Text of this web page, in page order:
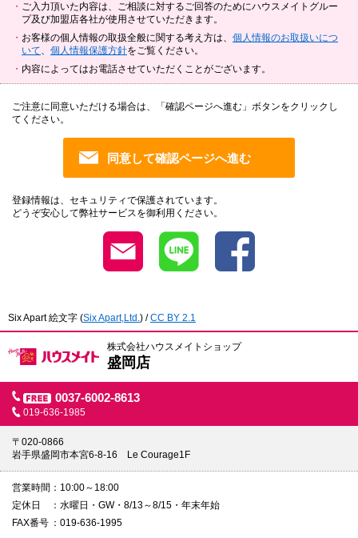
ご入力頂いた内容は、ご相談に対するご回答のためにハウスメイトグルー
プ及び加盟店各社が使用させていただきます。
お客様の個人情報の取扱全般に関する考え方は、 個人情報のお取扱いにつ
いて、 個人情報保護方針をご覧ください。
内容によってはお電話させていただくことがございます。
ご注意に同意いただける場合は、「確認ページへ進む」ボタンをクリックし
てください。
登録情報は、セキュリティで保護されています。
どうぞ安心して弊社サービスを御利用ください。
Six Apart 絵文字 (Six Apart,Ltd.) /CC BY 2.1
株式会社ハウスメイトショップ
盛岡店
0037-6002-8613
019-636-1985
〒020-0866
岩手県盛岡市本宮6-8-16 Le Courage1F
営業時間
10:00～18:00
定休日
水曜日・GW・8/13～8/15・年末年始
FAX番号
019-636-1995